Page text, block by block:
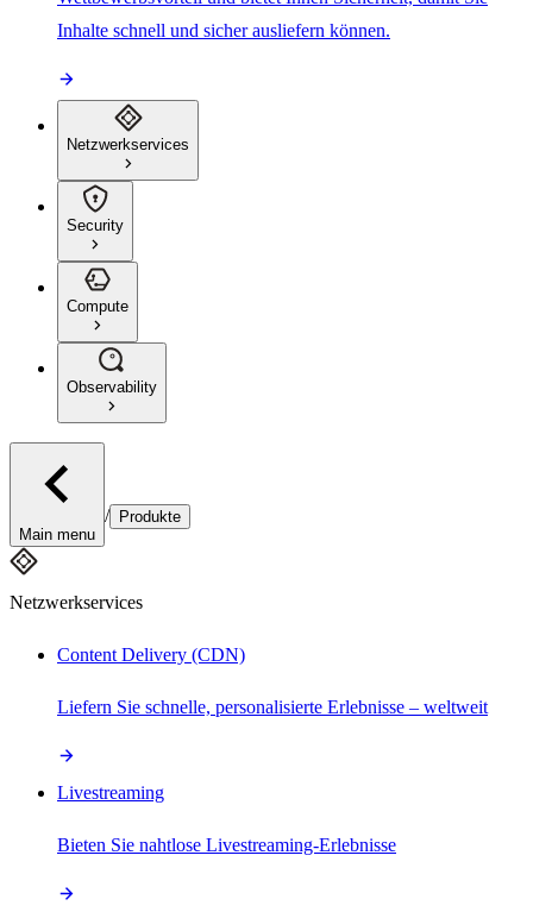
Inhalte schnell und sicher ausliefern können.
Netzwerkservices
Security
Compute
Observability
Main menu
/ Produkte
Netzwerkservices
Content Delivery (CDN)
Liefern Sie schnelle, personalisierte Erlebnisse – weltweit
Livestreaming
Bieten Sie nahtlose Livestreaming-Erlebnisse